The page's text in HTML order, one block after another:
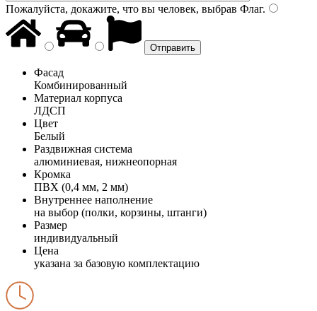
Пожалуйста, докажите, что вы человек, выбрав Флаг.
Фасад
Комбинированный
Материал корпуса
ЛДСП
Цвет
Белый
Раздвижная система
алюминиевая, нижнеопорная
Кромка
ПВХ (0,4 мм, 2 мм)
Внутреннее наполнение
на выбор (полки, корзины, штанги)
Размер
индивидуальный
Цена
указана за базовую комплектацию